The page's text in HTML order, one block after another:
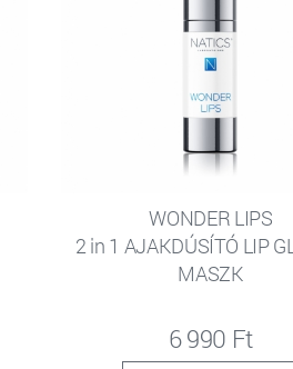
WONDER LIPS
2 in 1 AJAKDÚSÍTÓ LIP
MASZK
6 990 Ft